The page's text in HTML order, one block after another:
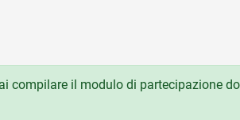
compilare il modulo di partecipazione